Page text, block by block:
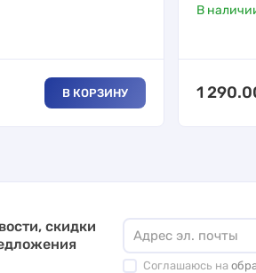
В КОРЗИНУ
В
1
скидки
Соглашаюсь на